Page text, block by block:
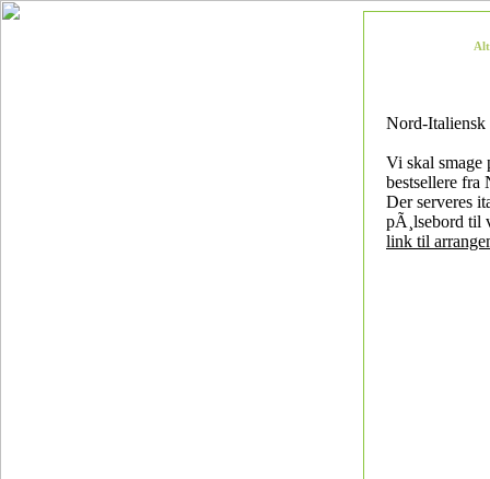
Nord-Italiensk
Vi skal smage
bestsellere fra
Der serveres
pÃ¸lsebord til
link til